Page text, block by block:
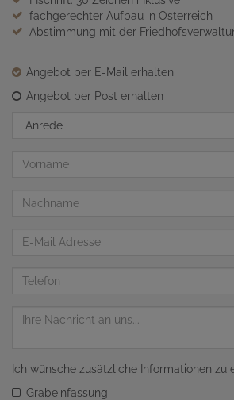
fachgerechter Aufbau in Österreich
Abstimmung mit der
Angebot per E-Mail erhalten
Angebot per Post erhalten
Anrede
Vorname
Nachname
Telefon
Nachricht
Ich wünsche zusätzliche Informationen zu
Grabeinfassung